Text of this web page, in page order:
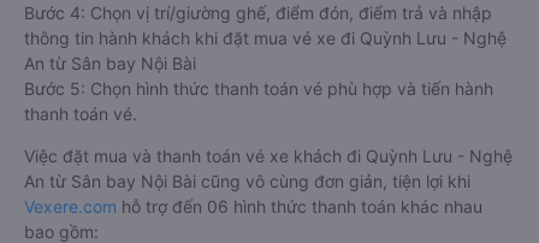
Bước 4: Chọn vị trí/giường ghế, điểm đón, điểm trả và nhập
thông tin hành khách khi đặt mua vé xe đi Quỳnh Lưu - Nghệ
An từ Sân bay Nội Bài
Bước 5: Chọn hình thức thanh toán vé phù hợp và tiến hành
thanh toán vé.
Việc đặt mua và thanh toán vé xe khách đi Quỳnh Lưu - Nghệ
An từ Sân bay Nội Bài cũng vô cùng đơn giản, tiện lợi khi
Vexere.com hỗ trợ đến 06 hình thức thanh toán khác nhau
bao gồm: